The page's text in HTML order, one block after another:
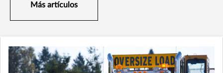
Más artículos